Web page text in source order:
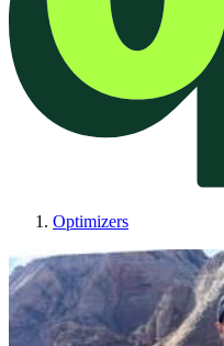
Optimizers